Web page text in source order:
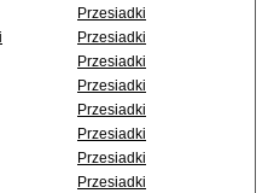
Przesiadki
Przesiadki
Przesiadki
Przesiadki
Przesiadki
Przesiadki
Przesiadki
Przesiadki